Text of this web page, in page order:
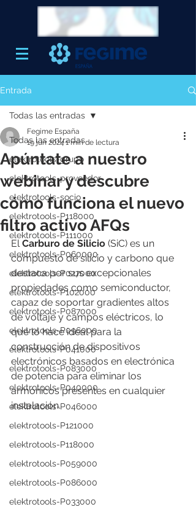
Entrada
Todas las entradas
elektrotools-grupo
elektrotools-proveedor
elektrotools-socio
elektrotools-P118000
elektrotools-P111000
elektrotools-P060000
elektrotools-P027000
elektrotools-P102000
elektrotools-P087000
elektrotools-P096000
elektrotools-P041000
elektrotools-P083000
elektrotools-P040000
elektrotools-P046000
elektrotools-P121000
elektrotools-P118000
elektrotools-P059000
elektrotools-P086000
elektrotools-P033000
Todas las entradas
Apúntate a nuestro
webinar y descubre
cómo funciona el nuevo
filtro activo AFQs
Fegime España
19 jun 20241 min de lectura
El Carburo de Silicio (SiC) es un
compuesto de silicio y carbono que
destaca por sus excepcionales
propiedades como semiconductor,
capaz de soportar gradientes altos
de voltaje y campos eléctricos, lo
que lo hace ideal para la
construcción de dispositivos
electrónicos basados en electrónica
de potencia para eliminar los
armónicos presentes en cualquier
instalación.